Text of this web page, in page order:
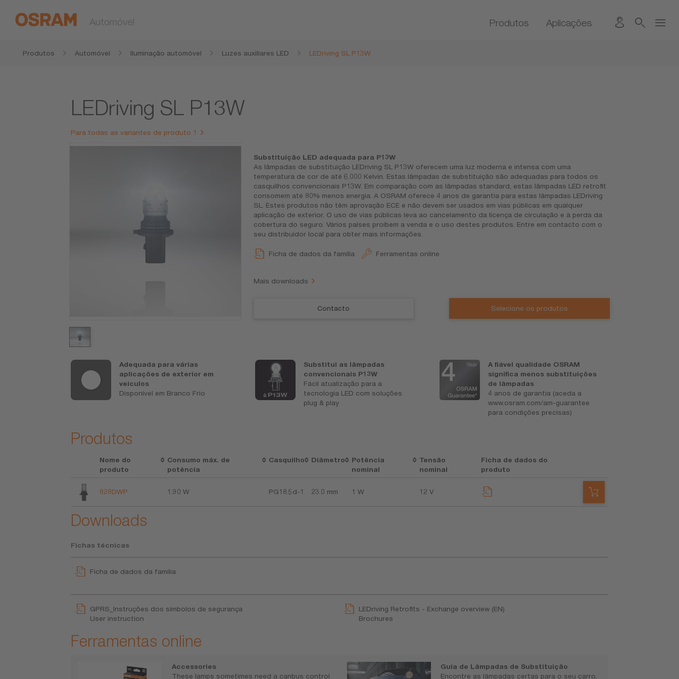
Automóvel Produtos Aplicações
Produtos Automóvel Iluminação automóvel Luzes auxiliares LED LEDriving SL P13W
LEDriving SL P13W
Para todas as variantes de produto 1
Substituição LED adequada para P13W
As lâmpadas de substituição LEDriving SL P13W oferecem uma luz moderna e intensa com uma
temperatura de cor de até 6.000 Kelvin. Estas lâmpadas de substituição são adequadas para todos os
casquilhos convencionais P13W. Em comparação com as lâmpadas standard, estas lâmpadas LED retrofit
consomem até 80% menos energia. A OSRAM oferece 4 anos de garantia para estas lâmpadas LEDriving
SL. Estes produtos não têm aprovação ECE e não devem ser usados ​​em vias públicas em qualquer
aplicação de exterior. O uso de vias públicas leva ao cancelamento da licença de circulação e à perda da
cobertura do seguro. Vários países proíbem a venda e o uso destes produtos. Entre em contacto com o
seu distribuidor local para obter mais informações.
Ficha de dados da família Ferramentas online
Mais downloads
Contacto Selecione os produtos
Adequada para várias
aplicações de exterior em
veículos
Disponível em Branco Frio
Substitui as lâmpadas
convencionais P13W
Fácil atualização para a
tecnologia LED com soluções
plug & play
A fiável qualidade OSRAM
significa menos substituições
de lâmpadas
4 anos de garantia (aceda a
www.osram.com/am-guarantee
para condições precisas)
Produtos
Nome do
produto
Consumo máx. de
potência
Casquilho Diâmetro
Potência
nominal
Tensão
nominal
Ficha de dados do
produto
828DWP 1.90 W PG18.5d-1 23.0 mm 1 W 12 V
Downloads
Fichas técnicas
Ficha de dados da família
GPRS_Instruções dos símbolos de segurança
User instruction
LEDriving Retrofits - Exchange overview (EN)
Brochures
Ferramentas online
Accessories
These lamps sometimes need a canbus control
Guia de Lâmpadas de Substituição
Encontre as lâmpadas certas para o seu carro,